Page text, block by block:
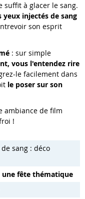
suffit à glacer le sang.
yeux injectés de sang
son esprit
: sur simple
vous l'entendez rire
le facilement dans
le poser sur son
ambiance de film
!
sang : déco
une fête thématique